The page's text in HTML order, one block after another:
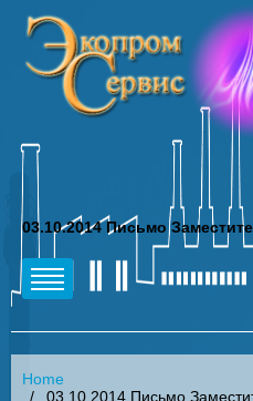
03.10.2014 Письмо
Home
03.10.2014 Письмо